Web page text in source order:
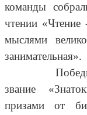
команды
чтении «Чтение
мыслями
занимательная».
звание
призами от